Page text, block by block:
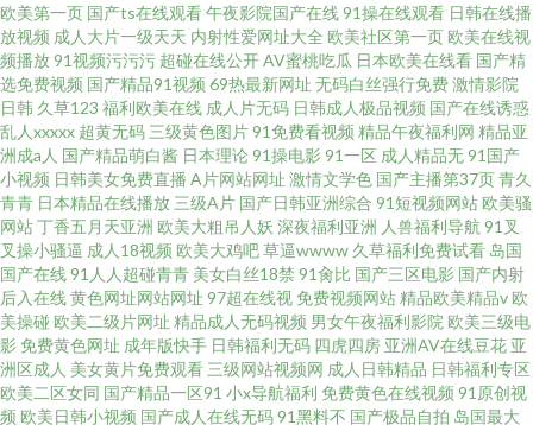
欧美第一页 国产ts在线观看午夜影院国产在线91操在线观看 日韩在线播
放视频 成人大片一级天天 内射性爱网址大全 欧美社区第一页 欧美在线视
频播放91视频污污污 超碰在线公开AV蜜桃吃瓜 日本欧美在线看 国产精
选免费视频 国产精品91视频 69热最新网址 无码白丝强行免费激情影院
日韩 久草123 福利欧美在线 成人片无码 日韩成人极品视频 国产在线诱惑
乱人xxxxx 超黄无码 三级黄色图片91免费看视频 精品午夜福利网 精品亚
洲成a人 国产精品萌白酱 日本理论91操电影 91一区 成人精品无91国产
小视频 日韩美女免费直播 A片网站网址 激情文学色 国产主播第37页青久
青青 日本精品在线播放 三级A片 国产日韩亚洲综合 91短视频网站 欧美骚
网站丁香五月天亚洲 欧美大粗吊人妖 深夜福利亚洲 人兽福利导航 91叉
叉操小骚逼 成人18视频 欧美大鸡吧草逼wwww 久草福利免费试看 岛国
国产在线91人人超碰青青 美女白丝18禁 91肏比 国产三区电影 国产内射
后入在线黄色网址网站网址 97超在线视 免费视频网站精品欧美精品v 欧
美操碰 欧美二级片网址 精品成人无码视频 男女午夜福利影院 欧美三级电
影 免费黄色网址 成年版快手 日韩福利无码 四虎四房 亚洲AV在线豆花 亚
洲区成人 美女黄片免费观看 三级网站视频网 成人日韩精品 日韩福利专区
欧美二区女同 国产精品一区91 小x导航福利 免费黄色在线视频 91原创视
频 欧美日韩小视频 国产成人在线无码91黑料不 国产极品自拍 岛国最大